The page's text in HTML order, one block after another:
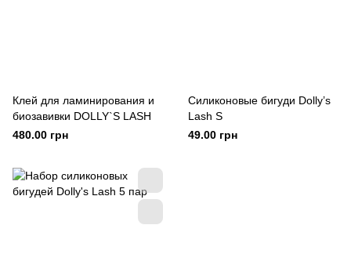
Клей для ламинирования и
биозавивки DOLLY`S LASH
480.00 грн
Силиконовые бигуди Dolly’s
Lash S
49.00 грн